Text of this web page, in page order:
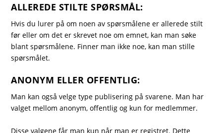
ALLEREDE STILTE SPØRSMÅL:
Hvis du lurer på om noen av spørsmålene er allerede stilt
før eller om det er skrevet noe om emnet, kan man søke
blant spørsmålene. Finner man ikke noe, kan man stille
spørsmålet.
ANONYM ELLER OFFENTLIG:
Man kan også velge type publisering på svarene. Man har
valget mellom anonym, offentlig og kun for medlemmer.
Disse valgene får man kun når man er registret. Dette